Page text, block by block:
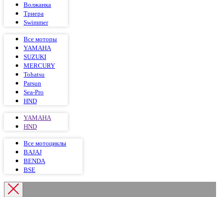
Волжанка
Триера
Swimmer
Все моторы
YAMAHA
SUZUKI
MERCURY
Tohatsu
Parsun
Sea-Pro
HND
YAMAHA
HND
Все мотоциклы
BAJAJ
BENDA
BSE